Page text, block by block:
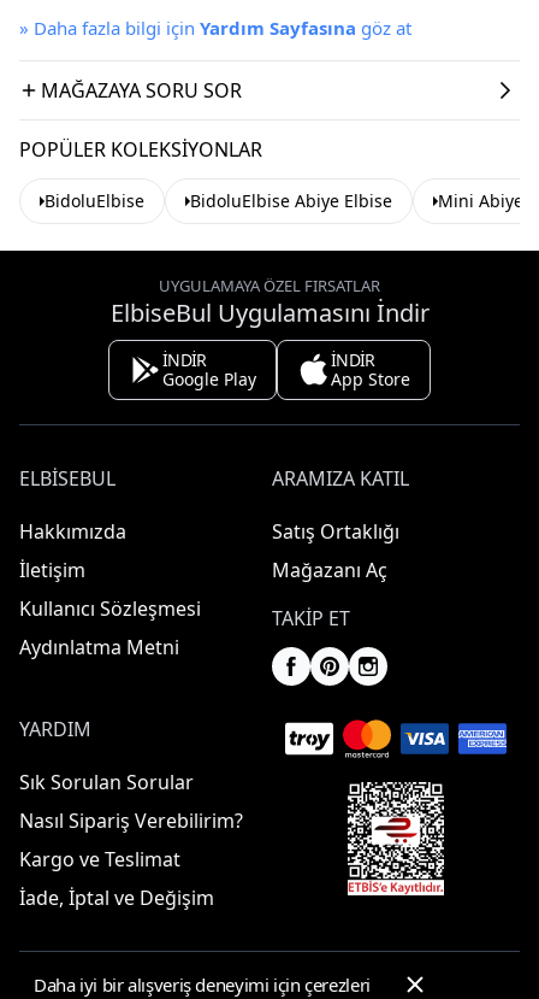
» Daha fazla bilgi için Yardım Sayfasına göz at
MAĞAZAYA SORU SOR
POPÜLER KOLEKSIYONLAR
BidoluElbise BidoluElbise Abiye Elbise Mini Abiye
UYGULAMAYA ÖZEL FIRSATLAR
ElbiseBul Uygulamasını İndir
İNDİR
Google Play
İNDİR
App Store
ELBISEBUL
Hakkımızda
İletişim
Kullanıcı Sözleşmesi
Aydınlatma Metni
ARAMIZA KATIL
Satış Ortaklığı
Mağazanı Aç
TAKIP ET
YARDIM
Sık Sorulan Sorular
Nasıl Sipariş Verebilirim?
Kargo ve Teslimat
İade, İptal ve Değişim
Daha iyi bir alışveriş deneyimi için çerezleri